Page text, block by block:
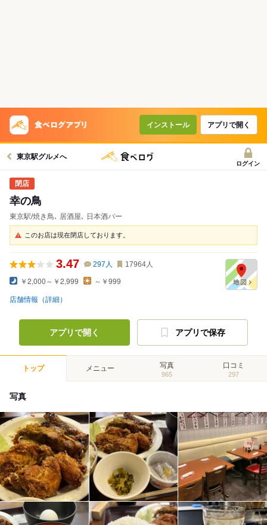
インストール アプリで開く
東京駅グルメへ
ログイン
幸の鳥
東京駅/焼き鳥､ 居酒屋､ 日本酒バー
このお店は現在閉店しております。
3.47 297 人 17964人
￥2,000～￥2,999 ～￥999
店舗情報（詳細）
アプリで開く アプリで保存
トップ メニュー 写真
965
口コミ
297
写真